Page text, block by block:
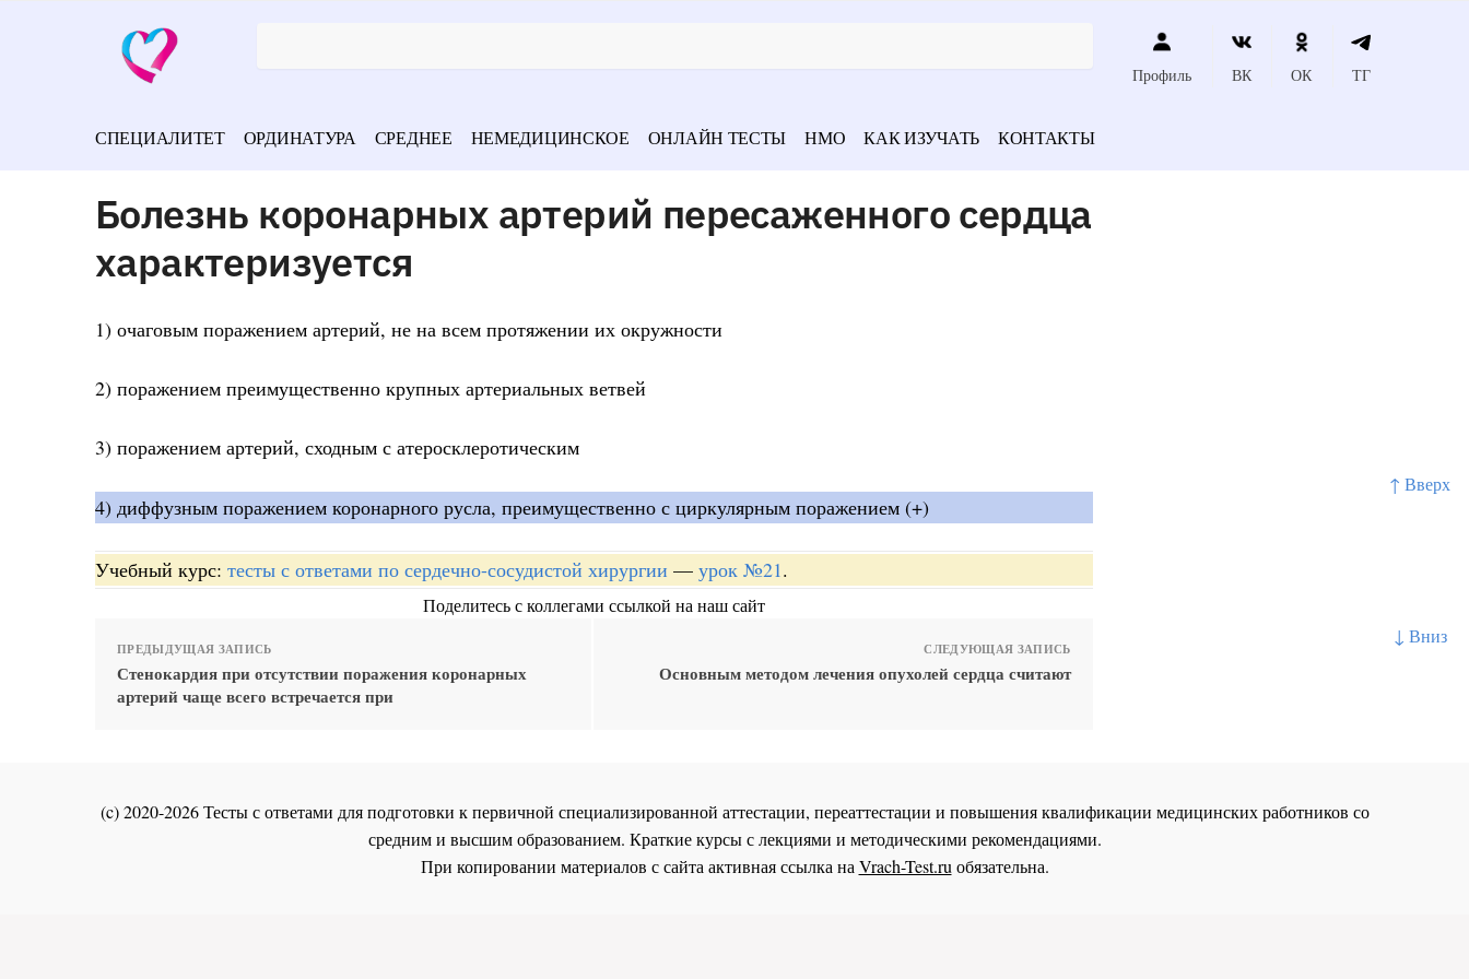
↑ Вверх
↓ Вниз
Профиль ВК ОК ТГ
СПЕЦИАЛИТЕТ ОРДИНАТУРА СРЕДНЕЕ НЕМЕДИЦИНСКОЕ ОНЛАЙН ТЕСТЫ НМО КАК ИЗУЧАТЬ КОНТАКТЫ
Болезнь коронарных артерий пересаженного сердца
характеризуется
1) очаговым поражением артерий, не на всем протяжении их окружности
2) поражением преимущественно крупных артериальных ветвей
3) поражением артерий, сходным с атеросклеротическим
4) диффузным поражением коронарного русла, преимущественно с циркулярным поражением (+)
Учебный курс: тесты с ответами по сердечно-сосудистой хирургии — урок №21.
Поделитесь с коллегами ссылкой на наш сайт
ПРЕДЫДУЩАЯ ЗАПИСЬ
Стенокардия при отсутствии поражения коронарных
артерий чаще всего встречается при
СЛЕДУЮЩАЯ ЗАПИСЬ
Основным методом лечения опухолей сердца считают
(c) 2020-2026 Тесты с ответами для подготовки к первичной специализированной аттестации, переаттестации и повышения квалификации медицинских работников со
средним и высшим образованием. Краткие курсы с лекциями и методическими рекомендациями.
При копировании материалов с сайта активная ссылка наVrach-Test.ruобязательна.